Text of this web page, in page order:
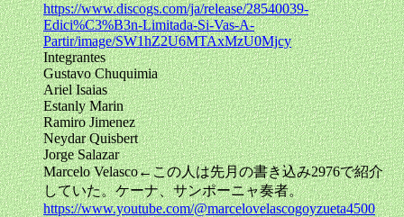
https://www.discogs.com/ja/release/28540039-
Edici%C3%B3n-Limitada-Si-Vas-A-
Partir/image/SW1hZ2U6MTAxMzU0Mjcy
Integrantes
Gustavo Chuquimia
Ariel Isaias
Estanly Marin
Ramiro Jimenez
Neydar Quisbert
Jorge Salazar
Marcelo Velasco←この人は先月の書き込み2976で紹介
していた。ケーナ、サンポーニャ奏者。
https://www.youtube.com/@marcelovelascogoyzueta4500